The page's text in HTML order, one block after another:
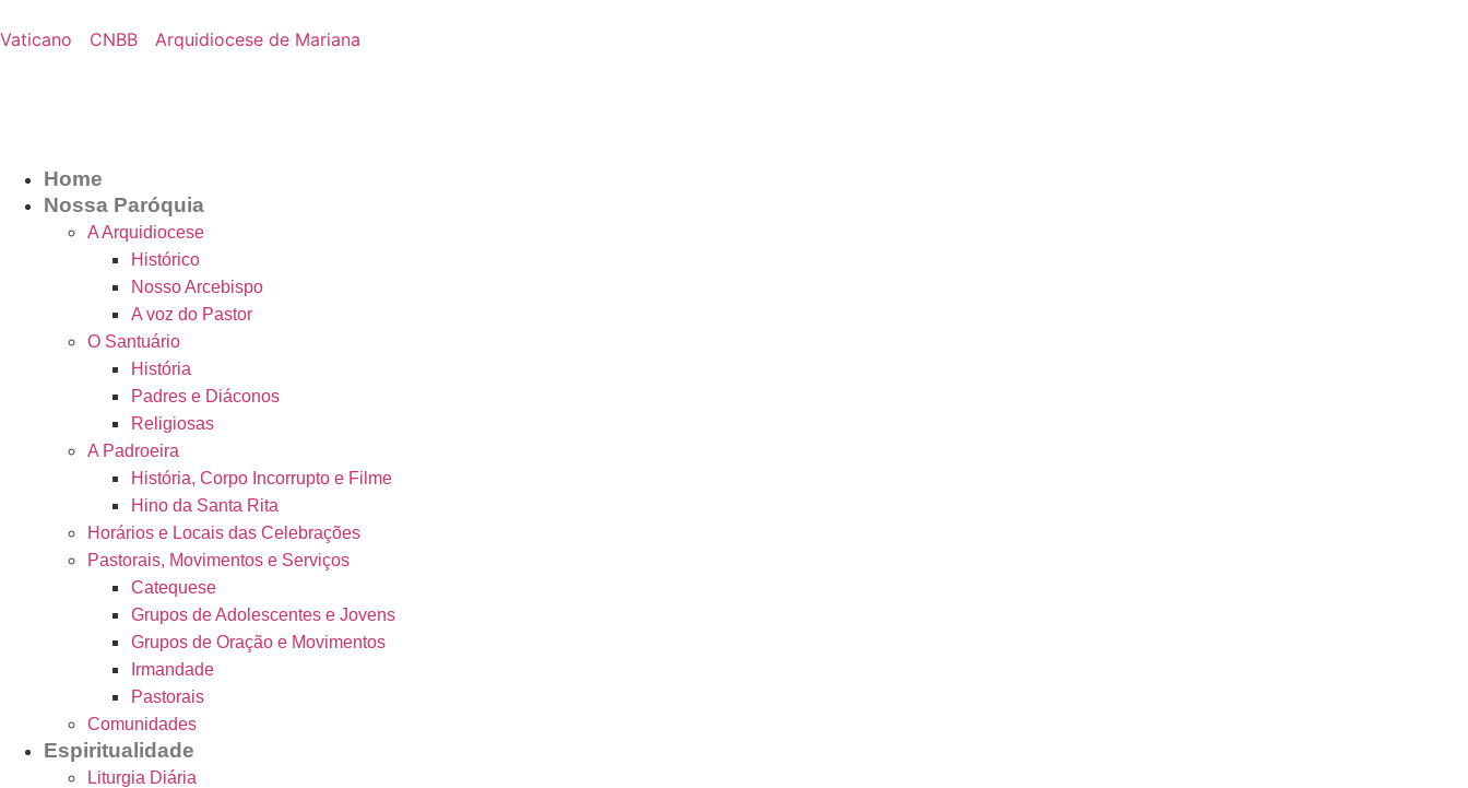
Vaticano CNBB Arquidiocese de Mariana
Home
Nossa Paróquia
A Arquidiocese
Histórico
Nosso Arcebispo
A voz do Pastor
O Santuário
História
Padres e Diáconos
Religiosas
A Padroeira
História, Corpo Incorrupto e Filme
Hino da Santa Rita
Horários e Locais das Celebrações
Pastorais, Movimentos e Serviços
Catequese
Grupos de Adolescentes e Jovens
Grupos de Oração e Movimentos
Irmandade
Pastorais
Comunidades
Espiritualidade
Liturgia Diária